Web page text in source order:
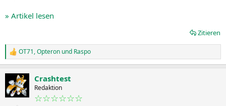
» Artikel lesen
Zitieren
R
e
k
t
i
OT71,Opteron und Raspo
Crashtest
Redaktion
☆☆☆☆☆☆